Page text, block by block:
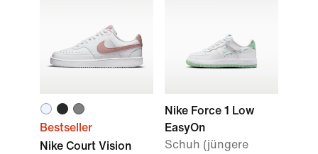
Bestseller
Nike Court Vision
Nike Force 1 Low
EasyOn
Schuh (jüngere